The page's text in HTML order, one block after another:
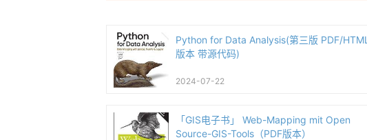
Python for Data Analysis(第三版 PDF/HTML
版本 带源代码)
2024-07-22
「GIS电子书」 Web-Mapping mit Open
Source-GIS-Tools（PDF版本）